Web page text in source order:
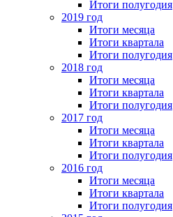
Итоги полугодия
2019 год
Итоги месяца
Итоги квартала
Итоги полугодия
2018 год
Итоги месяца
Итоги квартала
Итоги полугодия
2017 год
Итоги месяца
Итоги квартала
Итоги полугодия
2016 год
Итоги месяца
Итоги квартала
Итоги полугодия